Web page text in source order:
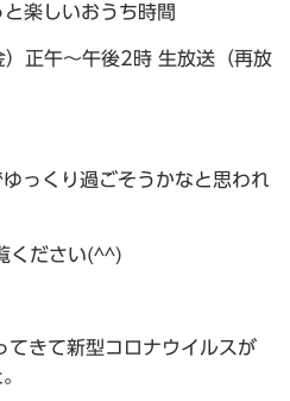
楽しいおうち時間
正午～午後2時 生放送（再放
っくり過ごそうかなと思われ
ください(^^)
てきて新型コロナウイルスが